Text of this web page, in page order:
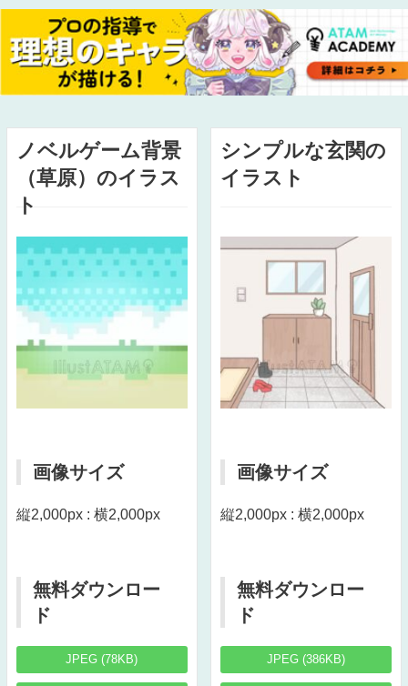
ノベルゲーム背景
（草原）のイラス
ト
画像サイズ
縦2,000px : 横2,000px
無料ダウンロー
ド
JPEG (78KB)
シンプルな玄関の
イラスト
画像サイズ
縦2,000px : 横2,000px
無料ダウンロー
ド
JPEG (386KB)